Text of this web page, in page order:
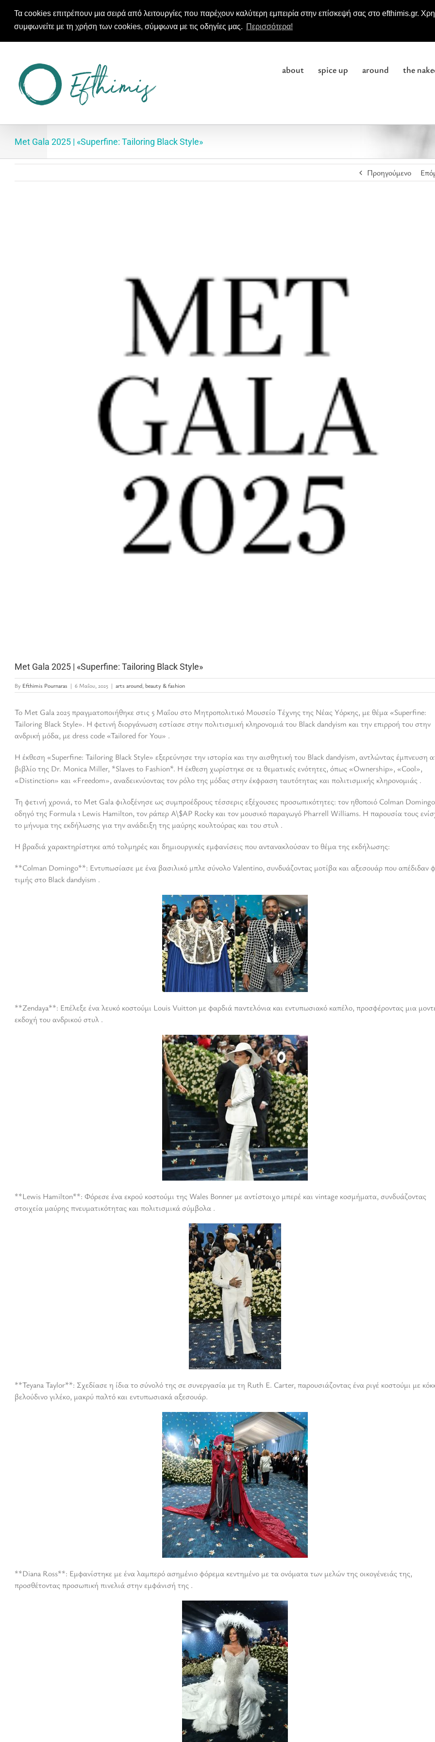
Τα cookies επιτρέπουν μια σειρά από λειτουργίες που παρέχουν καλύτερη εμπειρία στην επίσκεψή σας στο efthimis.gr.
συμφωνείτε με τη χρήση των cookies, σύμφωνα με τις οδηγίες μας. Περισσότερα!
περιεχόμενο
about spice up around the
Met Gala 2025 | «Superfine: Tailoring Black Style»
Προηγούμενο
Met Gala 2025 | «Superfine: Tailoring Black Style»
By Efthimis Pournaras | 6 Μαΐου, 2025 | arts around, beauty & fashion
Το Met Gala 2025 πραγματοποιήθηκε στις 5 Μαΐου στο Μητροπολιτικό Μουσείο Τέχνης της Νέας Υόρκης, με θέμα «Superfine:
Tailoring Black Style». Η φετινή διοργάνωση εστίασε στην πολιτισμική κληρονομιά του Black dandyism και την επιρροή του στην
ανδρική μόδα, με dress code «Tailored for You» .
Η έκθεση «Superfine: Tailoring Black Style» εξερεύνησε την ιστορία και την αισθητική του Black dandyism, αντλώντας έμπνευση
βιβλίο της Dr. Monica Miller, *Slaves to Fashion*. Η έκθεση χωρίστηκε σε 12 θεματικές ενότητες, όπως «Ownership», «Cool»,
«Distinction» και «Freedom», αναδεικνύοντας τον ρόλο της μόδας στην έκφραση ταυτότητας και πολιτισμικής κληρονομιάς .
Τη φετινή χρονιά, το Met Gala φιλοξένησε ως συμπροέδρους τέσσερις εξέχουσες προσωπικότητες: τον ηθοποιό Colman
οδηγό της Formula 1 Lewis Hamilton, τον ράπερ A\$AP Rocky και τον μουσικό παραγωγό Pharrell Williams. Η παρουσία τους
το μήνυμα της εκδήλωσης για την ανάδειξη της μαύρης κουλτούρας και του στυλ .
Η βραδιά χαρακτηρίστηκε από τολμηρές και δημιουργικές εμφανίσεις που αντανακλούσαν το θέμα της εκδήλωσης:
**Colman Domingo**: Εντυπωσίασε με ένα βασιλικό μπλε σύνολο Valentino, συνδυάζοντας μοτίβα και αξεσουάρ που απέδιδαν
τιμής στο Black dandyism .
**Zendaya**: Επέλεξε ένα λευκό κοστούμι Louis Vuitton με φαρδιά παντελόνια και εντυπωσιακό καπέλο, προσφέροντας μια
εκδοχή του ανδρικού στυλ .
**Lewis Hamilton**: Φόρεσε ένα εκρού κοστούμι της Wales Bonner με αντίστοιχο μπερέ και vintage κοσμήματα, συνδυάζοντας
στοιχεία μαύρης πνευματικότητας και πολιτισμικά σύμβολα .
**Teyana Taylor**: Σχεδίασε η ίδια το σύνολό της σε συνεργασία με τη Ruth E. Carter, παρουσιάζοντας ένα ριγέ κοστούμι με
βελούδινο γιλέκο, μακρύ παλτό και εντυπωσιακά αξεσουάρ.
**Diana Ross**: Εμφανίστηκε με ένα λαμπερό ασημένιο φόρεμα κεντημένο με τα ονόματα των μελών της οικογένειάς της,
προσθέτοντας προσωπική πινελιά στην εμφάνισή της .